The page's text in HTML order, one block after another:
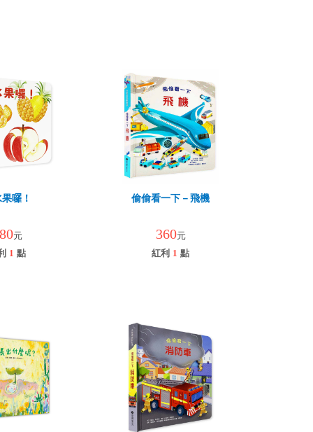
囉！
元
1 點
偷偷看一下－飛機
360元
紅利 1 點